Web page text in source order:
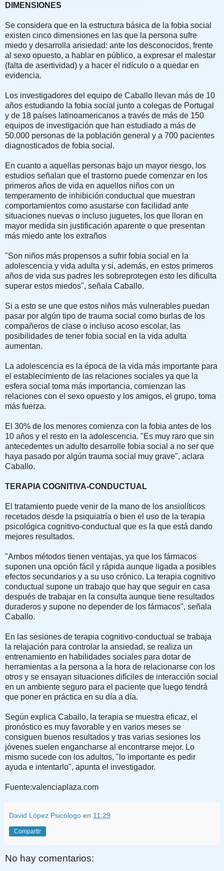
DIMENSIONES
Se considera que en la estructura básica de la fobia social
existen cinco dimensiones en las que la persona sufre
miedo y desarrolla ansiedad: ante los desconocidos, frente
al sexo opuesto, a hablar en público, a expresar el malestar
(falta de asertividad) y a hacer el ridículo o a quedar en
evidencia.
Los investigadores del equipo de Caballo llevan más de 10
años estudiando la fobia social junto a colegas de Portugal
y de 18 países latinoamericanos a través de más de 150
equipos de investigación que han estudiado a más de
50.000 personas de la población general y a 700 pacientes
diagnosticados de fobia social.
En cuanto a aquellas personas bajo un mayor riesgo, los
estudios señalan que el trastorno puede comenzar en los
primeros años de vida en aquellos niños con un
temperamento de inhibición conductual que muestran
comportamientos como asustarse con facilidad ante
situaciones nuevas o incluso juguetes, los que lloran en
mayor medida sin justificación aparente o que presentan
más miedo ante los extraños
"Son niños más propensos a sufrir fobia social en la
adolescencia y vida adulta y si, además, en estos primeros
años de vida sus padres les sobreprotegen esto les dificulta
superar estos miedos", señala Caballo.
Si a esto se une que estos niños más vulnerables puedan
pasar por algún tipo de trauma social como burlas de los
compañeros de clase o incluso acoso escolar, las
posibilidades de tener fobia social en la vida adulta
aumentan.
La adolescencia es la época de la vida más importante para
el establecimiento de las relaciones sociales ya que la
esfera social toma más importancia, comienzan las
relaciones con el sexo opuesto y los amigos, el grupo, toma
más fuerza.
El 30% de los menores comienza con la fobia antes de los
10 años y el resto en la adolescencia. "Es muy raro que sin
antecedentes un adulto desarrolle fobia social a no ser que
haya pasado por algún trauma social muy grave", aclara
Caballo.
TERAPIA COGNITIVA-CONDUCTUAL
El tratamiento puede venir de la mano de los ansiolíticos
recetados desde la psiquiatría o bien el uso de la terapia
psicológica cognitivo-conductual que es la que está dando
mejores resultados.
"Ambos métodos tienen ventajas, ya que los fármacos
suponen una opción fácil y rápida aunque ligada a posibles
efectos secundarios y a su uso crónico. La terapia cognitivo
conductual supone un trabajo que hay que seguir en casa
después de trabajar en la consulta aunque tiene resultados
duraderos y supone no depender de los fármacos", señala
Caballo.
En las sesiones de terapia cognitivo-conductual se trabaja
la relajación para controlar la ansiedad, se realiza un
entrenamiento en habilidades sociales para dotar de
herramientas a la persona a la hora de relacionarse con los
otros y se ensayan situaciones difíciles de interacción social
en un ambiente seguro para el paciente que luego tendrá
que poner en práctica en su día a día.
Según explica Caballo, la terapia se muestra eficaz, el
pronóstico es muy favorable y en varios meses se
consiguen buenos resultados y tras varias sesiones los
jóvenes suelen engancharse al encontrarse mejor. Lo
mismo sucede con los adultos, "lo importante es pedir
ayuda e intentarlo", apunta el investigador.
Fuente:valenciaplaza.com
David López Psicólogo en 11:29
Compartir
No hay comentarios: